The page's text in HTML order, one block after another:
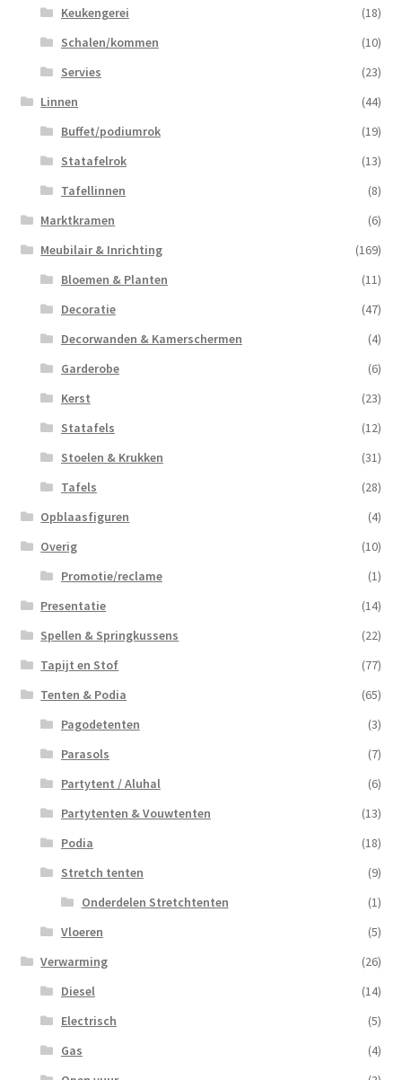
Keukengerei
(18)
Schalen/kommen
(10)
Servies
(23)
Linnen
(44)
Buffet/podiumrok
(19)
Statafelrok
(13)
Tafellinnen
(8)
Marktkramen
(6)
Meubilair & Inrichting
(169)
Bloemen & Planten
(11)
Decoratie
(47)
Decorwanden & Kamerschermen
(4)
Garderobe
(6)
Kerst
(23)
Statafels
(12)
Stoelen & Krukken
(31)
Tafels
(28)
Opblaasfiguren
(4)
Overig
(10)
Promotie/reclame
(1)
Presentatie
(14)
Spellen & Springkussens
(22)
Tapijt en Stof
(77)
Tenten & Podia
(65)
Pagodetenten
(3)
Parasols
(7)
Partytent / Aluhal
(6)
Partytenten & Vouwtenten
(13)
Podia
(18)
Stretch tenten
(9)
Onderdelen Stretchtenten
(1)
Vloeren
(5)
Verwarming
(26)
Diesel
(14)
Electrisch
(5)
Gas
(4)